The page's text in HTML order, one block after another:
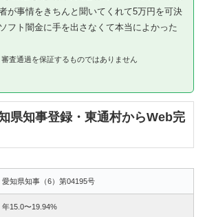
が事情をきちんと聞いてくれて5万円を可決
フト闇金に手を出さなくて本当によかった
査通過を保証するものではありません
県知事登録・東通村からWeb完
愛知県知事（6）第04195号
年15.0〜19.94%